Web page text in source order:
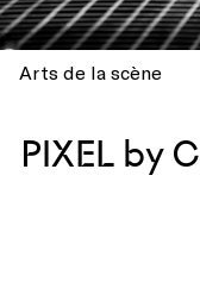
Arts de la scène
PIXEL by